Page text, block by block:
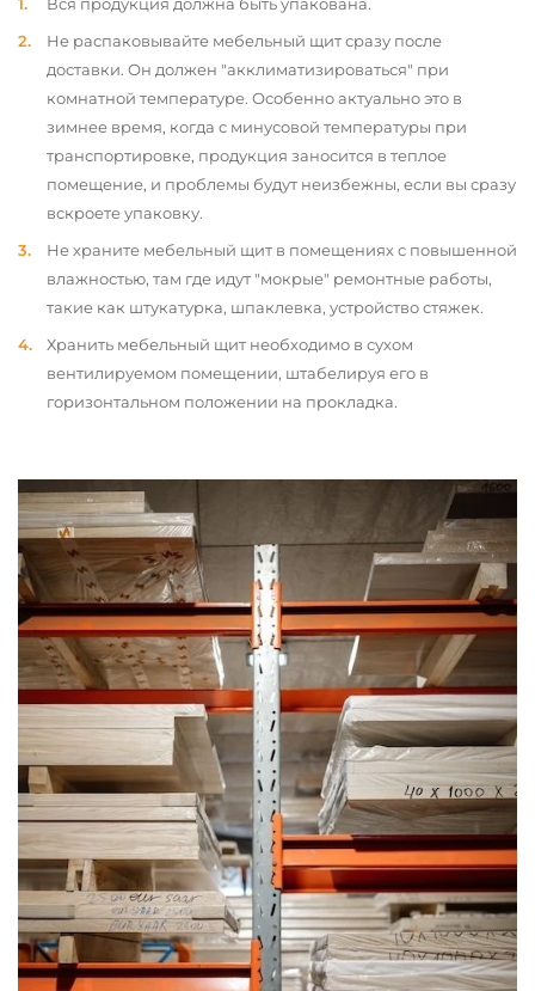
Не распаковывайте мебельный щит сразу после
доставки. Он должен "акклиматизироваться" при
комнатной температуре. Особенно актуально это в
зимнее время, когда с минусовой температуры при
транспортировке, продукция заносится в теплое
помещение, и проблемы будут неизбежны, если вы сразу
вскроете упаковку.
Не храните мебельный щит в помещениях с повышенной
влажностью, там где идут "мокрые" ремонтные работы,
такие как штукатурка, шпаклевка, устройство стяжек.
Хранить мебельный щит необходимо в сухом
вентилируемом помещении, штабелируя его в
горизонтальном положении на прокладка.